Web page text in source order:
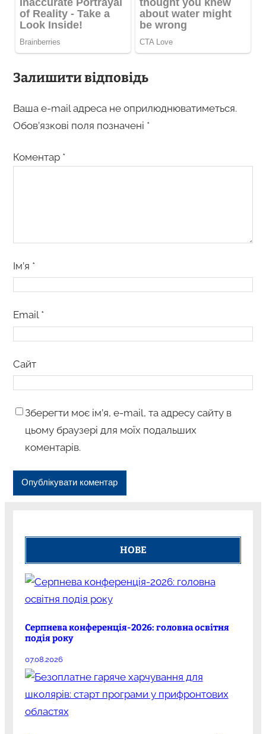
Залишити відповідь
Ваша e-mail адреса не оприлюднюватиметься.
Обов’язкові поля позначені *
Коментар *
Ім’я *
Email *
Сайт
Зберегти моє ім’я, e-mail, та адресу сайту в
цьому браузері для моїх подальших
коментарів.
НОВЕ
Серпнева конференція-2026: головна освітня
подія року
07.08.2026